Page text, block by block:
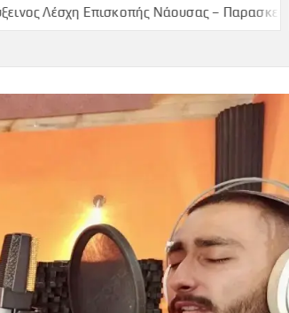
Νάουσας – Παρασκευή 9 Μαϊου, 2025